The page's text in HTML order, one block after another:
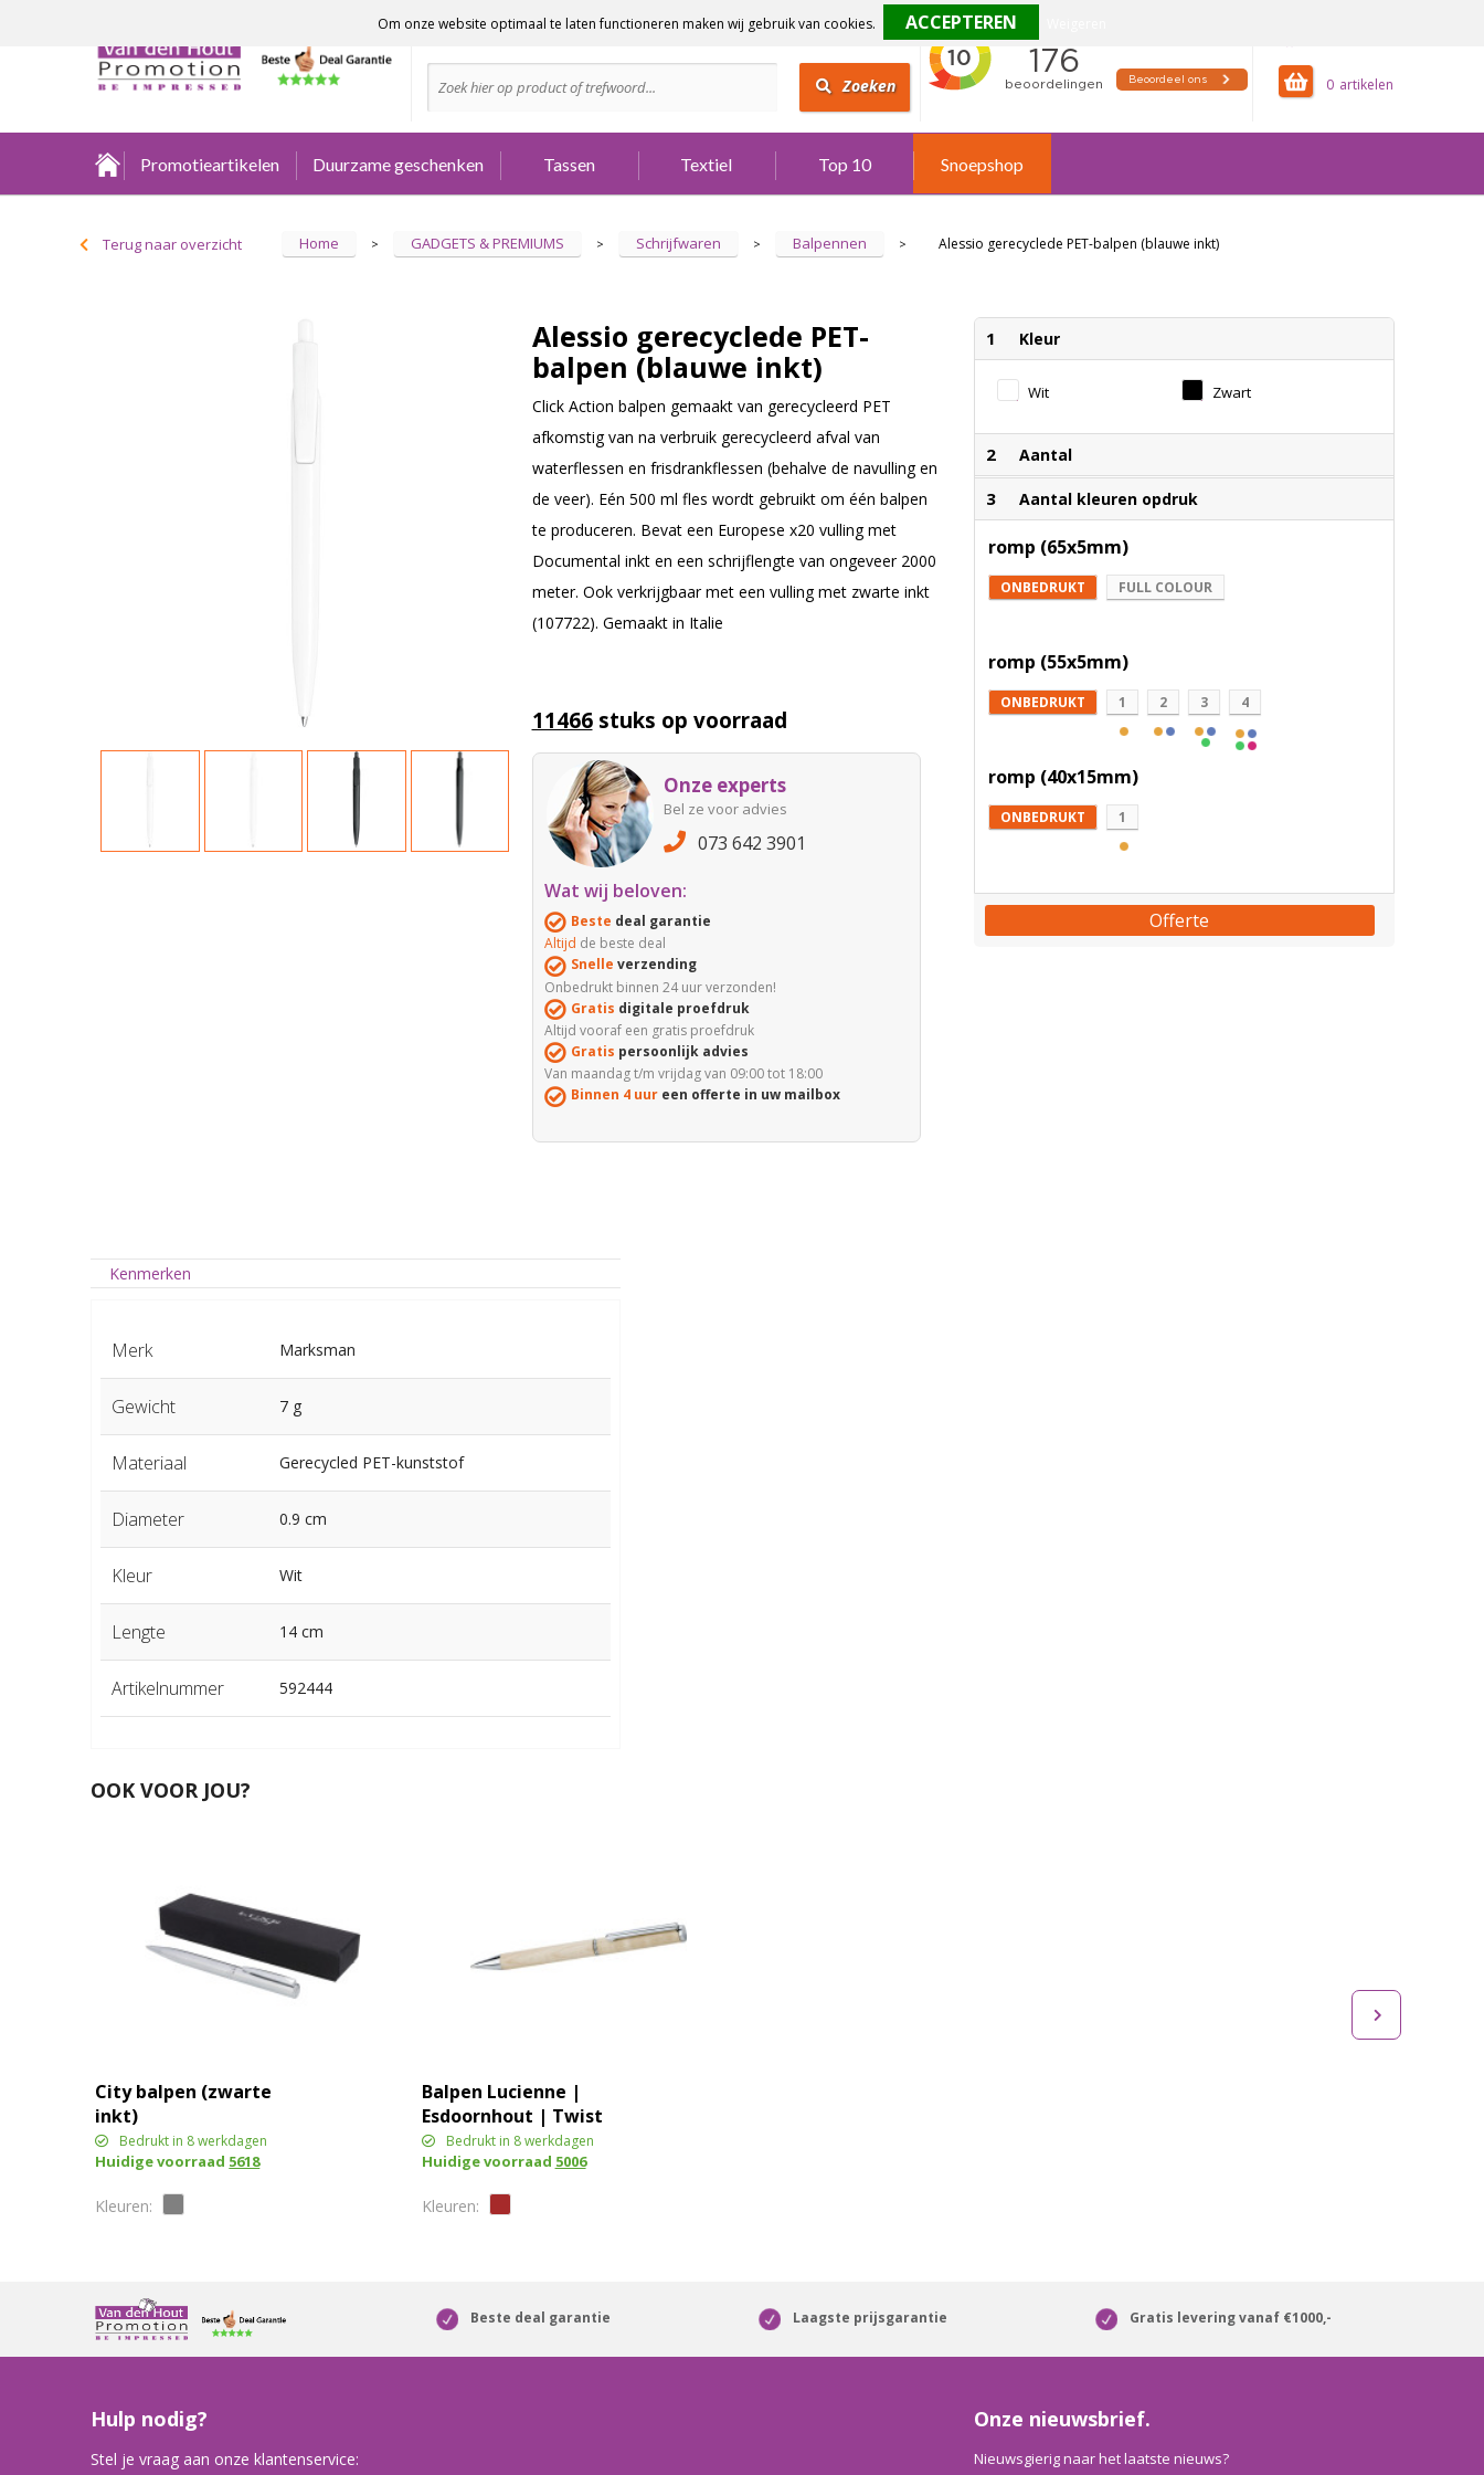
0
Advies nodig?
Zoeken
Promotieartikelen Duurzame geschenken Tassen Textiel Top 10 Snoepshop
Terug naar overzicht Home > GADGETS & PREMIUMS > Schrijfwaren > Balpennen > Alessio gerecyclede PET-balpen (blauwe inkt)
Alessio gerecyclede PET-
balpen (blauwe inkt)
Click Action balpen gemaakt van gerecycleerd PET
afkomstig van na verbruik gerecycleerd afval van
waterflessen en frisdrankflessen (behalve de navulling en
de veer). Eén 500 ml fles wordt gebruikt om één balpen
te produceren. Bevat een Europese x20 vulling met
Documental inkt en een schrijflengte van ongeveer 2000
meter. Ook verkrijgbaar met een vulling met zwarte inkt
(107722). Gemaakt in Italie
11466stuks op voorraad
Onze experts
Bel ze voor advies
073 642 3901
Wat wij beloven:
Beste deal garantie
Altijd de beste deal
Snelle verzending
Onbedrukt binnen 24 uur verzonden!
Gratis digitale proefdruk
Altijd vooraf een gratis proefdruk
Gratis persoonlijk advies
Van maandag t/m vrijdag van 09:00 tot 18:00
Binnen 4 uureen offerte in uw mailbox
1 Kleur
Wit Zwart
2 Aantal
3 Aantal kleuren opdruk
romp (65x5mm)
ONBEDRUKT FULL COLOUR
romp (55x5mm)
ONBEDRUKT 1 2 3 4
romp (40x15mm)
ONBEDRUKT 1
Offerte
Kenmerken
Merk Marksman
Gewicht 7 g
Materiaal Gerecycled PET-kunststof
Diameter 0.9 cm
Kleur Wit
Lengte 14 cm
Artikelnummer 592444
OOK VOOR JOU?
City balpen (zwarte
inkt)
Bedrukt in 8 werkdagen
Huidige voorraad 5618
Balpen Lucienne |
Esdoornhout | Twist
Bedrukt in 8 werkdagen
Huidige voorraad 5006
Beste deal garantie Laagste prijsgarantie Gratis levering vanaf €1000,-
Hulp nodig?
Stel je vraag aan onze klantenservice:
Onze nieuwsbrief.
Nieuwsgierig naar het laatste nieuws?
Om onze website optimaal te laten functioneren maken wij gebruik van cookies.